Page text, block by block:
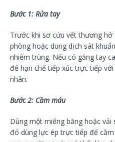
Bước 1: Rửa tay
Trước khi sơ cứu vết thương hở
phòng hoặc dung dịch sát
nhiễm trùng. Nếu có găng tay
để hạn chế tiếp xúc trực tiếp
nhân.
Bước 2: Cầm máu
Dùng một miếng băng hoặc
đó dùng lực ép trực tiếp để